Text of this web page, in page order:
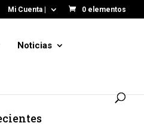
Mi Cuenta | 0 elementos
Noticias